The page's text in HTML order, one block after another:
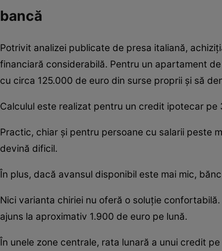
bancă
Potrivit analizei publicate de presa italiană,
financiară considerabilă. Pentru un apartament
cu circa 125.000 de euro din surse proprii și să
Calculul este realizat pentru un credit ipotecar
Practic, chiar și pentru persoane cu salarii peste
devină dificil.
În plus, dacă avansul disponibil este mai mic,
Nici varianta chiriei nu oferă o soluție
ajuns la aproximativ 1.900 de euro pe lună.
În unele zone centrale, rata lunară a unui credit